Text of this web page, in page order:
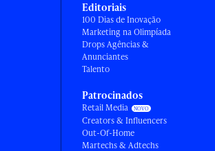
Editoriais
100 Dias de Inovação
Marketing na Olimpíada
Drops Agências &
Anunciantes
Talento
Patrocinados
Retail Media
Creators & Influencers
Out-Of-Home
Martechs & Adtechs